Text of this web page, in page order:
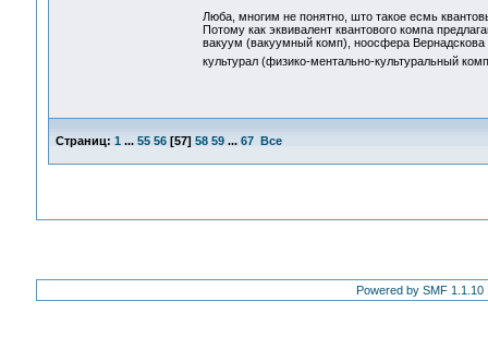
Люба, многим не понятно, што такое есмь
Потому как эквивалент квантового компа
вакуум (вакуумный комп), ноосфера
культурал (физико-ментально-культуральный
Страниц: 1 ... 55 56[57] 58 59 ... 67 Все
Powered by SMF 1.1.10